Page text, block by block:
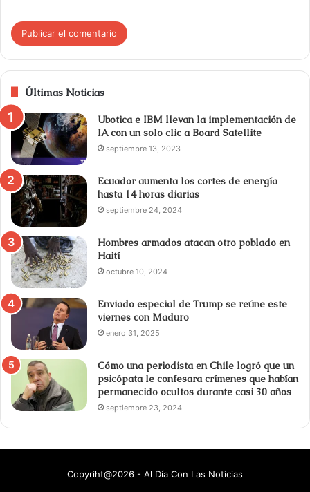
Últimas Noticias
Ubotica e IBM llevan la implementación de
IA con un solo clic a Board Satellite
septiembre 13, 2023
Ecuador aumenta los cortes de energía
hasta 14 horas diarias
septiembre 24, 2024
Hombres armados atacan otro poblado en
Haití
octubre 10, 2024
Enviado especial de Trump se reúne este
viernes con Maduro
enero 31, 2025
Cómo una periodista en Chile logró que un
psicópata le confesara crímenes que habían
permanecido ocultos durante casi 30 años
septiembre 23, 2024
Copyriht@2026 - Al Día Con Las Noticias